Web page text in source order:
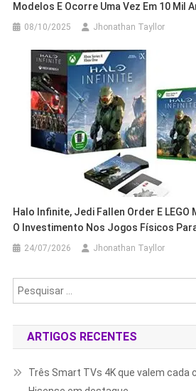
Modelos E Ocorre Uma Vez Em 10 Mil
08/10/2025 Jhonathan Tayllor
Halo Infinite, Jedi Fallen Order E
O Investimento Nos Jogos Físicos
24/07/2026 Jhonathan Tayllor
ARTIGOS RECENTES
Três Smart TVs 4K que valem cada